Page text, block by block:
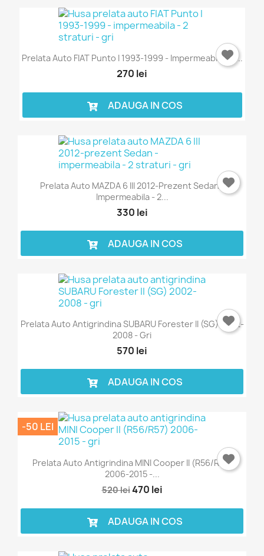
Prelata Auto FIAT Punto I 1993-1999 - Impermeabila - 2...
270 lei
ADAUGA IN COS
Prelata Auto MAZDA 6 III 2012-Prezent Sedan -
Impermeabila - 2...
330 lei
ADAUGA IN COS
Prelata Auto Antigrindina SUBARU Forester II (SG) 2002-
2008 - Gri
570 lei
ADAUGA IN COS
Prelata Auto Antigrindina MINI Cooper II (R56/R57)
2006-2015 -...
520 lei470 lei
-50 LEI
ADAUGA IN COS
Intra in cont
Trebuie sa fi logat in contul de client pentru a salva
produse in Lista de Favorite.
Intra in cont